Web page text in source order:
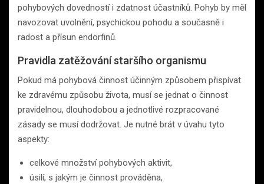
pohybových dovedností i zdatnost účastníků. Pohyb by měl
navozovat uvolnění, psychickou pohodu a současně i
radost a přísun endorfinů.
Pravidla zatěžování staršího organismu
Pokud má pohybová činnost účinným způsobem přispívat
ke zdravému způsobu života, musí se jednat o činnost
pravidelnou, dlouhodobou a jednotlivé rozpracované
zásady se musí dodržovat. Je nutné brát v úvahu tyto
aspekty:
celkové množství pohybových aktivit,
úsilí, s jakým je činnost prováděna,